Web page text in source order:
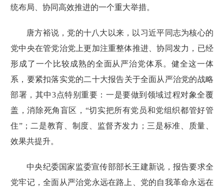
统布局、协同高效推进的一个重大举措。
唐方裕说，党的十八大以来，以习近平同志为核心的
党中央在管党治党上更加注重整体推进、协同发力，已经
形成了一个比较成熟的全面从严治党体系。健全这一体
系，要紧扣落实党的二十大报告关于全面从严治党的战略
部署，其中3点特别重要：一是要做到领域过程对象全覆
盖，消除死角盲区，“切实把所有党员和党组织都管好管
住”；二是教育、制度、监督齐发力；三是标准、质量、
效果共提升。
中央纪委国家监委宣传部部长王建新说，报告要求全
党牢记，全面从严治党永远在路上、党的自我革命永远在